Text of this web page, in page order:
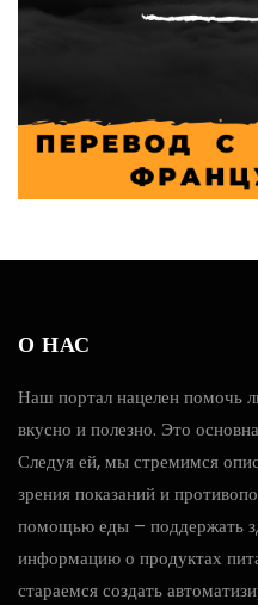
О НАС
Наш портал нацелен помочь
вкусно и полезно. Это
Следуя ей, мы стремимся
зрения показаний и
помощью еды – поддержать
информацию о продуктах
стараемся создать